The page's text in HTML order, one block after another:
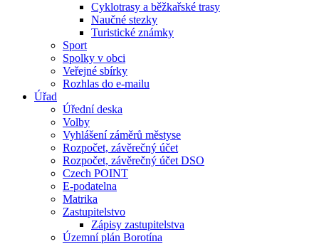
Cyklotrasy a běžkařské trasy
Naučné stezky
Turistické známky
Sport
Spolky v obci
Veřejné sbírky
Rozhlas do e-mailu
Úřad
Úřední deska
Volby
Vyhlášení záměrů městyse
Rozpočet, závěrečný účet
Rozpočet, závěrečný účet DSO
Czech POINT
E-podatelna
Matrika
Zastupitelstvo
Zápisy zastupitelstva
Územní plán Borotína